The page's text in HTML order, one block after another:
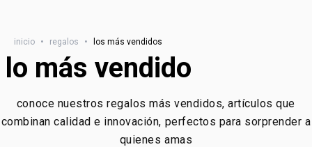
inicio • regalos • los más vendidos
lo más vendido
conoce nuestros regalos más vendidos, artículos que
combinan calidad e innovación, perfectos para sorprender a
quienes amas